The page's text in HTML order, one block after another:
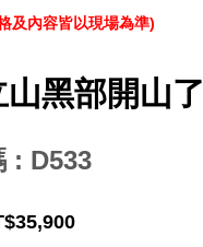
及內容皆以現場為準)
黑部開山了
: D533